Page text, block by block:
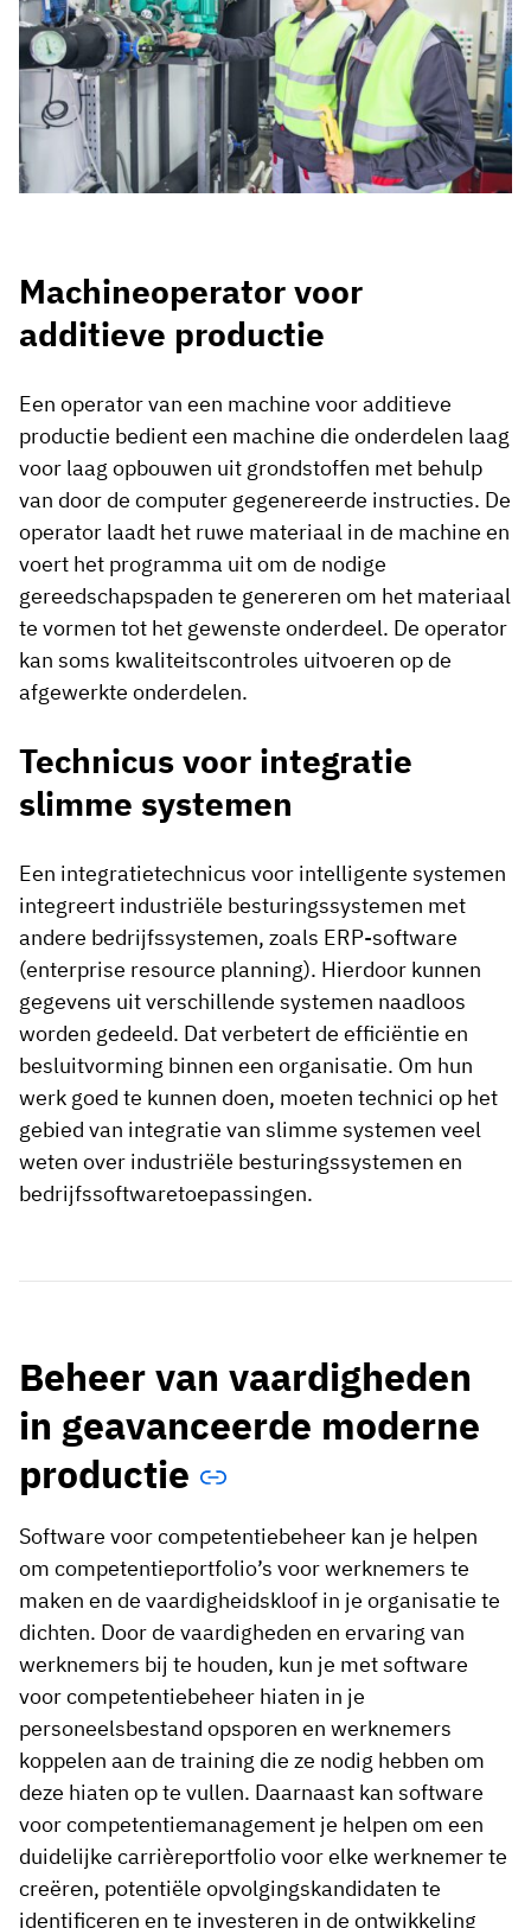
Machineoperator voor
additieve productie
Een operator van een machine voor additieve
productie bedient een machine die onderdelen laag
voor laag opbouwen uit grondstoffen met behulp
van door de computer gegenereerde instructies. De
operator laadt het ruwe materiaal in de machine en
voert het programma uit om de nodige
gereedschapspaden te genereren om het materiaal
te vormen tot het gewenste onderdeel. De operator
kan soms kwaliteitscontroles uitvoeren op de
afgewerkte onderdelen.
Technicus voor integratie
slimme systemen
Een integratietechnicus voor intelligente systemen
integreert industriële besturingssystemen met
andere bedrijfssystemen, zoals ERP-software
(enterprise resource planning). Hierdoor kunnen
gegevens uit verschillende systemen naadloos
worden gedeeld. Dat verbetert de efficiëntie en
besluitvorming binnen een organisatie. Om hun
werk goed te kunnen doen, moeten technici op het
gebied van integratie van slimme systemen veel
weten over industriële besturingssystemen en
bedrijfssoftwaretoepassingen.
Beheer van vaardigheden
in geavanceerde moderne
productie
Software voor competentiebeheer kan je helpen
om competentieportfolio’s voor werknemers te
maken en de vaardigheidskloof in je organisatie te
dichten. Door de vaardigheden en ervaring van
werknemers bij te houden, kun je met software
voor competentiebeheer hiaten in je
personeelsbestand opsporen en werknemers
koppelen aan de training die ze nodig hebben om
deze hiaten op te vullen. Daarnaast kan software
voor competentiemanagement je helpen om een
duidelijke carrièreportfolio voor elke werknemer te
creëren, potentiële opvolgingskandidaten te
identificeren en te investeren in de ontwikkeling